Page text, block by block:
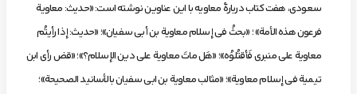
سعودی، هفت کتاب دربارۀ معاویه با این عناوین نوشته است: «حدیث:معاوية
فرعون هذه الأمة» ؛ «بحثُ فی إسلام معاویة بن أبی سفیان»؛ «حدیث:إذا رأیتُم
معاویة علی منبری فَأقتُلوُه»؛ «هَل ماتَ معاویة علی دین الإسلام؟»؛ «قض رأی ابن
تیمیة فی إسلام معاویة»؛ «مثالب معاویة بن ابی سفیان بالأسانید الصحیحة»؛